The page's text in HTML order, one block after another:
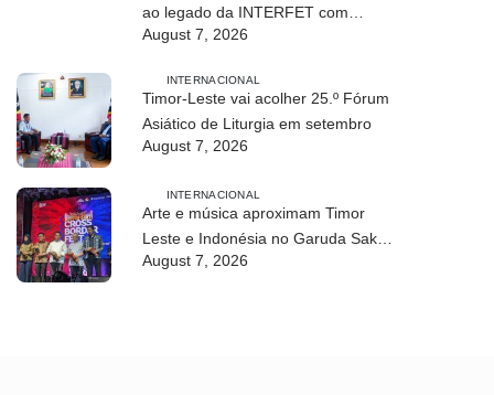
ao legado da INTERFET com
avanço de memorial
August 7, 2026
INTERNACIONAL
Timor-Leste vai acolher 25.º Fórum
Asiático de Liturgia em setembro
August 7, 2026
INTERNACIONAL
Arte e música aproximam Timor
Leste e Indonésia no Garuda Sakti
Crossborder Fest 2026
August 7, 2026